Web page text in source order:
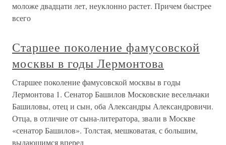
моложе двадцати лет, неуклонно растет. Причем быстрее
всего
Старшее поколение фамусовской
москвы в годы Лермонтова
Старшее поколение фамусовской москвы в годы
Лермонтова 1. Сенатор Башилов Московские весельчаки
Башиловы, отец и сын, оба Александры Александровичи.
Отца, в отличие от сына-литератора, звали в Москве
«сенатор Башилов». Толстая, мешковатая, с большим,
выдающимся вперед